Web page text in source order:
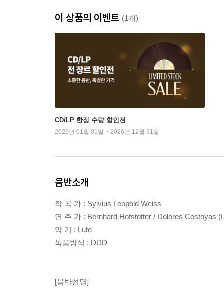
이 상품의 이벤트 (1개)
CD/LP 한정 수량 할인전
2026년 01월 01일 ~ 2026년 12월 31일
음반소개
작 곡 가 : Sylvius Leopold Weiss
연 주 가 : Bernhard Hofstotter / Dolores Costoyas
악 기 : Lute
녹음방식 : DDD
[음반설명]